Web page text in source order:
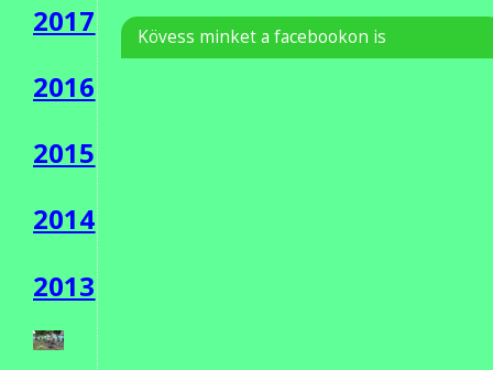
2017
2016
2015
2014
2013
Kövess minket a facebookon is